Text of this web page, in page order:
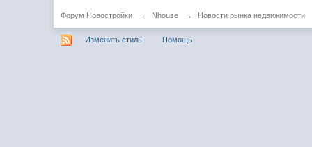
Форум Новостройки → Nhouse → Новости рынка недвижимости
Изменить стиль Помощь